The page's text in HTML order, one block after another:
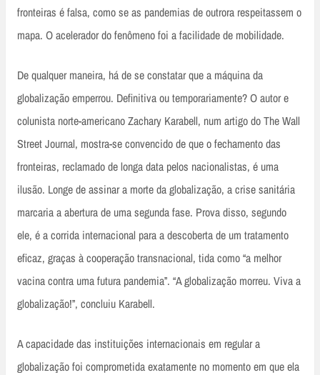
fronteiras é falsa, como se as pandemias de outrora respeitassem o
mapa. O acelerador do fenômeno foi a facilidade de mobilidade.
De qualquer maneira, há de se constatar que a máquina da
globalização emperrou. Definitiva ou temporariamente? O autor e
colunista norte-americano Zachary Karabell, num artigo do The Wall
Street Journal, mostra-se convencido de que o fechamento das
fronteiras, reclamado de longa data pelos nacionalistas, é uma
ilusão. Longe de assinar a morte da globalização, a crise sanitária
marcaria a abertura de uma segunda fase. Prova disso, segundo
ele, é a corrida internacional para a descoberta de um tratamento
eficaz, graças à cooperação transnacional, tida como “a melhor
vacina contra uma futura pandemia”. “A globalização morreu. Viva a
globalização!”, concluiu Karabell.
A capacidade das instituições internacionais em regular a
globalização foi comprometida exatamente no momento em que ela